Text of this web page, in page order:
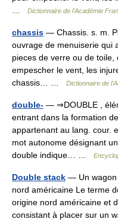
Dictionnaire de l'Académie
chassis — Chassis. s. m.
ouvrage de menuiserie qui
pieces de verre ou de
empescher le vent, les
chassis… …
Dictionnaire de
double- — ⇒DOUBLE ,
entrant dans la formation
appartenant au lang. cour.
mot autonome désignant
double indique… …
Double stack — Un wagon
nord américaine Le terme
origine nord américaine et
consistant à placer sur un